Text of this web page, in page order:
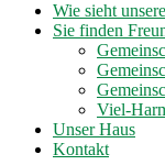
Wie sieht
Sie finden
Viel-
Unser Haus
Kontakt